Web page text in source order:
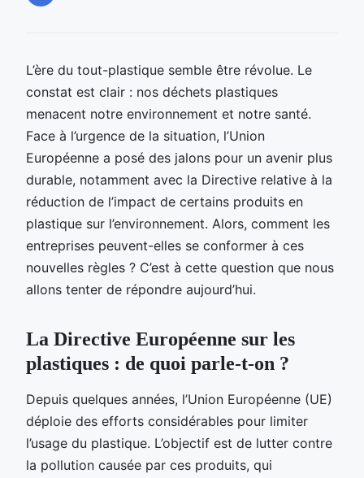
L’ère du tout-plastique semble être révolue. Le
constat est clair : nos déchets plastiques
menacent notre environnement et notre santé.
Face à l’urgence de la situation, l’Union
Européenne a posé des jalons pour un avenir plus
durable, notamment avec la Directive relative à la
réduction de l’impact de certains produits en
plastique sur l’environnement. Alors, comment les
entreprises peuvent-elles se conformer à ces
nouvelles règles ? C’est à cette question que nous
allons tenter de répondre aujourd’hui.
La Directive Européenne sur les
plastiques : de quoi parle-t-on ?
Depuis quelques années, l’Union Européenne (UE)
déploie des efforts considérables pour limiter
l’usage du plastique. L’objectif est de lutter contre
la pollution causée par ces produits, qui